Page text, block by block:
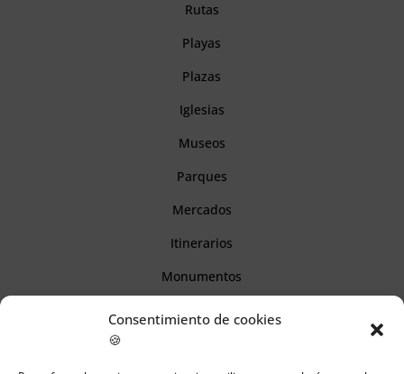
Consentimiento de cookies
🍪
Rutas
Playas
Plazas
Iglesias
Museos
Parques
Mercados
Itinerarios
Monumentos